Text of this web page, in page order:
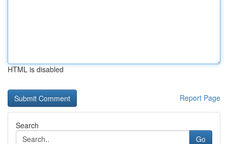
HTML is disabled
Report Page
Search
Go